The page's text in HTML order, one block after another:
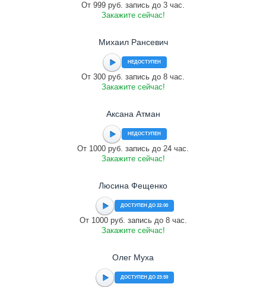
От 999 руб. запись до 3 час.
Закажите сейчас!
Михаил Рансевич
НЕДОСТУПЕН
От 300 руб. запись до 8 час.
Закажите сейчас!
Аксана Атман
НЕДОСТУПЕН
От 1000 руб. запись до 24 час.
Закажите сейчас!
Люсина Фещенко
ДОСТУПЕН ДО 22:00
От 1000 руб. запись до 8 час.
Закажите сейчас!
Олег Муха
ДОСТУПЕН ДО 23:59